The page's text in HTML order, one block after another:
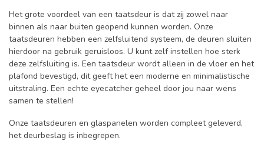
Het grote voordeel van een taatsdeur is dat zij zowel naar
binnen als naar buiten geopend kunnen worden. Onze
taatsdeuren hebben een zelfsluitend systeem, de deuren sluiten
hierdoor na gebruik geruisloos. U kunt zelf instellen hoe sterk
deze zelfsluiting is. Een taatsdeur wordt alleen in de vloer en het
plafond bevestigd, dit geeft het een moderne en minimalistische
uitstraling. Een echte eyecatcher geheel door jou naar wens
samen te stellen!
Onze taatsdeuren en glaspanelen worden compleet geleverd,
het deurbeslag is inbegrepen.